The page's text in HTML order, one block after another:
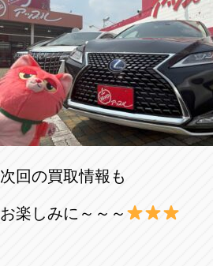
次回の買取情報も
お楽しみに～～～